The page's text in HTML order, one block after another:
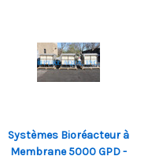
Systèmes Bioréacteur à
Membrane 5000 GPD -